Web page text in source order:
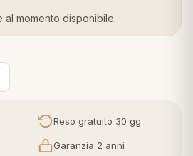
al momento disponibile.
Reso gratuito 30 gg
Garanzia 2 anni